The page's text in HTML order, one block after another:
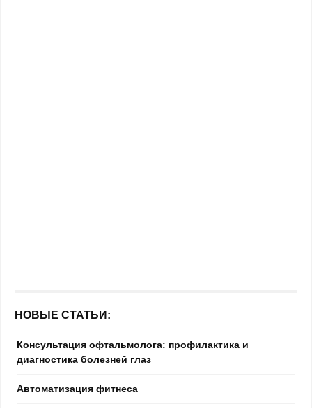
НОВЫЕ СТАТЬИ:
Консультация офтальмолога: профилактика и
диагностика болезней глаз
Автоматизация фитнеса